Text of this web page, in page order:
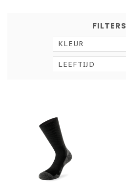
FILTERS
KLEUR
LEEFTIJD